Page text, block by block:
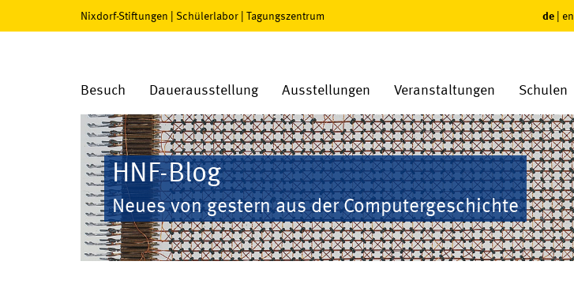
Nixdorf-Stiftungen | Schülerlabor | Tagungszentrum de | en
Besuch Dauerausstellung Ausstellungen Veranstaltungen Schulen
HNF-Blog
Neues von gestern aus der Computergeschichte